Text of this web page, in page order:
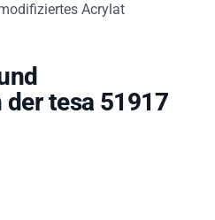
Acrylat
tesa 51917